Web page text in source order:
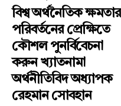
বিশ্ব অর্থনৈতিক ক্ষমতার
পরিবর্তনের প্রেক্ষিতে
কৌশল পুনর্বিবেচনা
করুন খ্যাতনামা
অর্থনীতিবিদ অধ্যাপক
রেহমান সোবহান